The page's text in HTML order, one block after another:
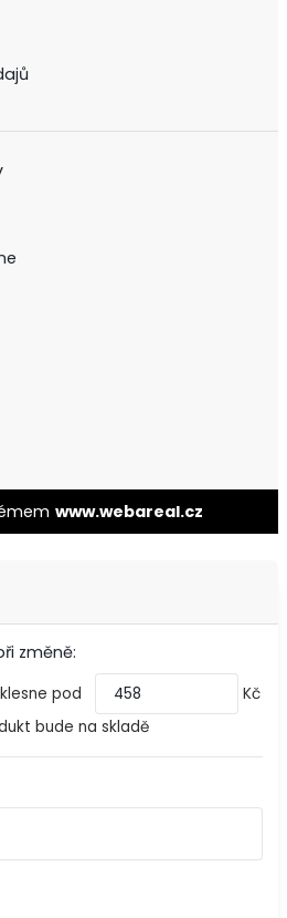
www.webareal.cz
změně:
pod Kč
bude na skladě